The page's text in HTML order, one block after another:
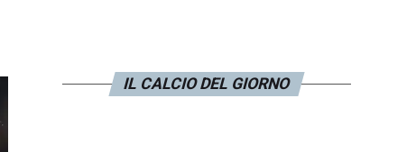
IL CALCIO DEL GIORNO